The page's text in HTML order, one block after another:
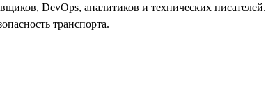
DevOps, аналитиков и технических писателей.
транспорта.